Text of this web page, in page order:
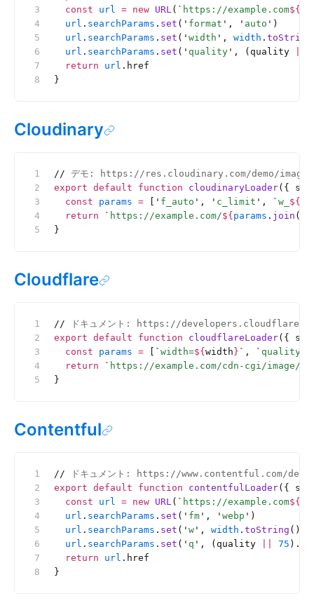
  const
url = new URL( ` https://example.com${
  url
. searchParams . set ( ' format ' , ' auto ' )
  url
. searchParams . set ( ' width ' , width . toString
  url
. searchParams . set ( ' quality ' , (quality
  return
url .href
}
Cloudinary
// デモ: https://res.cloudinary.com/demo/
export default function cloudinaryLoader({
  const
params = ' f_auto ' , ' c_limit ' , ` w_ ${
  return
` https://example.com/${ params . join (
}
Cloudflare
// ドキュメント: https://
export default function cloudflareLoader({
  const
params = ` width=${ width } ` , ` quality=
  return
` https://example.com/cdn-cgi/image/
}
Contentful
// ドキュメント: https://www.contentful.com/
export default function contentfulLoader({
  const
url = new URL( ` https://example.com${
  url
. searchParams . set ( ' fm ' , ' webp ' )
  url
. searchParams . set ( ' w ' , width . toString ())
  url
. searchParams . set ( ' q ' , (quality 75 ).
  return
url .href
}